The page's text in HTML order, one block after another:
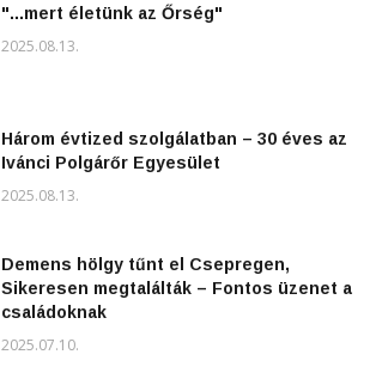
"...mert életünk az Őrség"
2025.08.13.
Három évtized szolgálatban – 30 éves az
Ivánci Polgárőr Egyesület
2025.08.13.
Demens hölgy tűnt el Csepregen,
Sikeresen megtalálták – Fontos üzenet a
családoknak
2025.07.10.